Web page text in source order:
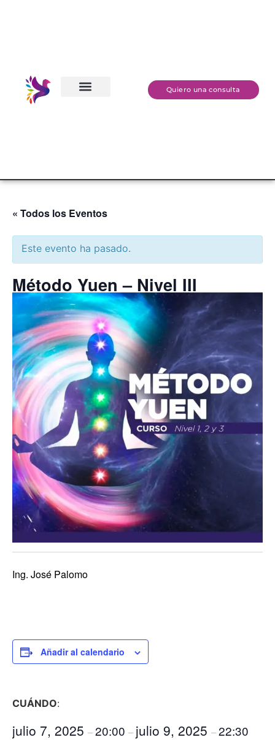
Quiero una consulta
« Todos los Eventos
Este evento ha pasado.
Método Yuen – Nivel III
Ing. José Palomo
Añadir al calendario
CUÁNDO:
julio 7, 2025 –20:00 – julio 9, 2025 –22:30